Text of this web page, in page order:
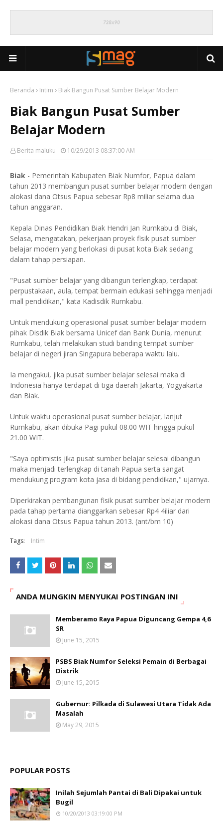
Beranda Intim Biak Bangun Pusat Sumber Belajar Modern
Biak Bangun Pusat Sumber
Belajar Modern
Berita maluku 10/29/2013 08:37:00 AM
Biak - Pemerintah Kabupaten Biak Numfor, Papua dalam
tahun 2013 membangun pusat sumber belajar modern dengan
alokasi dana Otsus Papua sebesar Rp8 miliar selama dua
tahun anggaran.
Kepala Dinas Pendidikan Biak Hendri Jan Rumkabu di Biak,
Selasa, mengatakan, pekerjaan proyek fisik pusat sumber
belajar modern yang berlokasi di pusat kota Biak sedang
dalam tahap persiapan.
"Pusat sumber belajar yang dibangun terlengkap, terdapat
perpustakaan, aula, tempat bermain edukasi sehingga menjadi
mall pendidikan," kata Kadisdik Rumkabu.
Untuk mendukung operasional pusat sumber belajar modern
pihak Disdik Biak bersama Unicef dan Bank Dunia, menurut
Rumkabu, telah melakukan studi banding tempat sumber
belajar di negeri jiran Singapura beberapa waktu lalu.
Ia mengakui, jika pusat sumber belajar selesai maka di
Indonesia hanya terdapat di tiga daerah Jakarta, Yogyakarta
dan Biak.
Untuk waktu operasional pusat sumber belajar, lanjut
Rumkabu, akan dibuka Pagi pukul 08.00 WIT hingga pukul
21.00 WIT.
"Saya optimistis jika pusat sumber belajar selesai dibangun
maka menjadi terlengkap di tanah Papua serta sangat
mendukung program kota jasa di bidang pendidikan," ujarnya.
Diperkirakan pembangunan fisik pusat sumber belajar modern
pada tahap pertama dianggarkan sebesar Rp4 4iliar dari
alokasi dana Otsus Papua tahun 2013. (ant/bm 10)
Tags: Intim
ANDA MUNGKIN MENYUKAI POSTINGAN INI
Memberamo Raya Papua Diguncang Gempa 4,6
SR
June 15, 2015
PSBS Biak Numfor Seleksi Pemain di Berbagai
Distrik
June 15, 2015
Gubernur: Pilkada di Sulawesi Utara Tidak Ada
Masalah
May 29, 2015
POPULAR POSTS
Inilah Sejumlah Pantai di Bali Dipakai untuk
Bugil
10/20/2013 03:19:00 PM